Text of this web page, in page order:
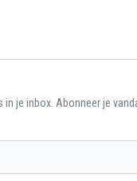
in je inbox. Abonneer je